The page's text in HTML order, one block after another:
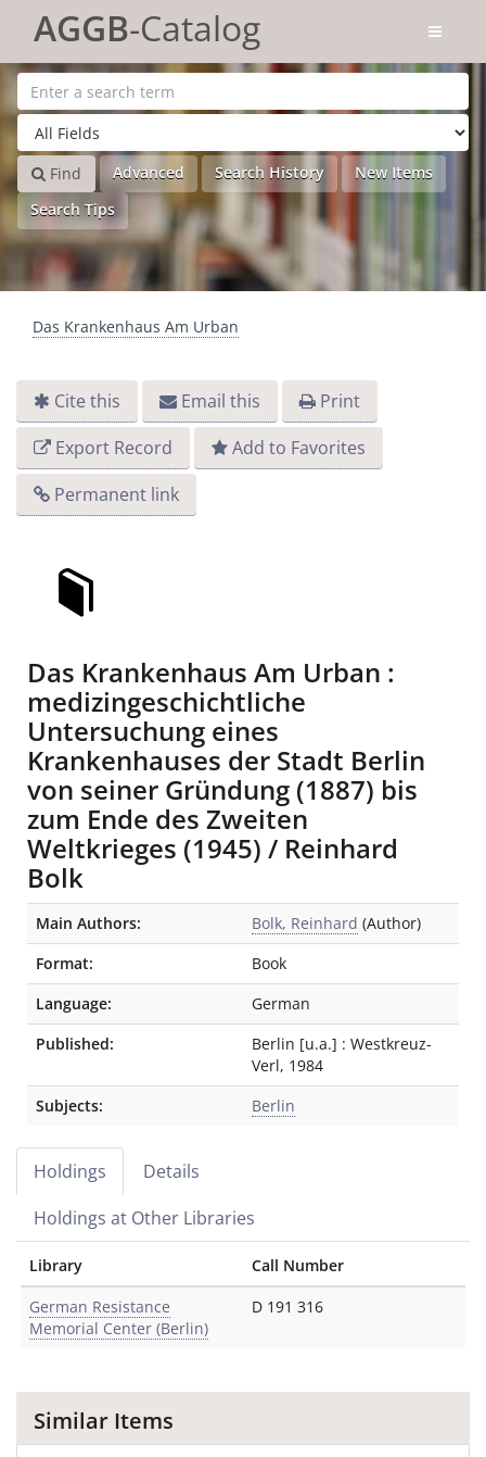
AGGB-Catalog
Find Advanced Search History
New Items
Search Tips
Das Krankenhaus Am Urban
Cite this Email this
Print
Export Record
Add to Favorites
Permanent link
Das Krankenhaus Am Urban :
medizingeschichtliche
Untersuchung eines
Krankenhauses der Stadt Berlin
von seiner Gründung (1887) bis
zum Ende des Zweiten
Weltkrieges (1945) / Reinhard
Bolk
Bibliographic Details
Main Authors: Bolk, Reinhard (Author)
Format:
Book
Language:
German
Published:
Berlin [u.a.] : Westkreuz-
Verl, 1984
Subjects:
Berlin
Holdings
Details
Holdings at Other Libraries
Library
Call Number
German Resistance
Memorial Center (Berlin)
D 191 316
Similar Items